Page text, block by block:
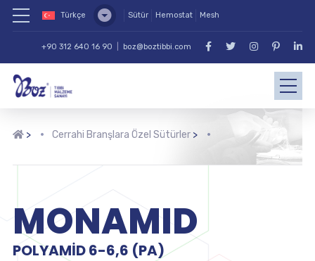
Türkçe Sütür Hemostat Mesh
+90 312 640 16 90 boz@boztibbi.com
> Cerrahi Branşlara Özel Sütürler>
MONAMID
POLYAMID 6-6,6 (PA)